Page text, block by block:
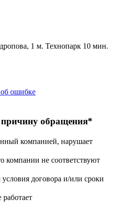
1 м. Технопарк 10 мин.
ошибке
обращения*
компанией, нарушает
компании не соответствуют
договора и/или сроки